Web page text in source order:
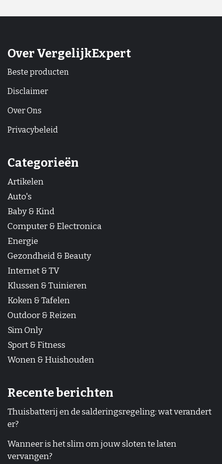
Over VergelijkExpert
Beste producten
Disclaimer
Over Ons
Privacybeleid
Categorieën
Artikelen
Auto's
Baby & Kind
Computer & Electronica
Energie
Gezondheid & Beauty
Internet & TV
Klussen & Tuinieren
Koken & Tafelen
Outdoor & Reizen
Sim Only
Sport & Fitness
Wonen & Huishouden
Recente berichten
Thuisbatterij en de salderingsregeling: wat verandert
er?
Wanneer is het slim om jouw sloten te laten
vervangen?